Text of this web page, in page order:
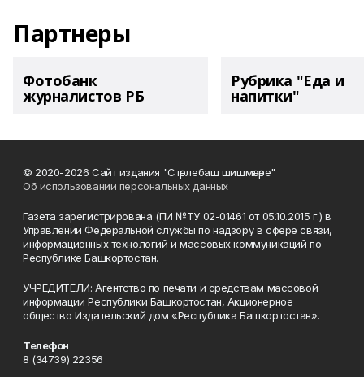
Партнеры
Фотобанк
журналистов РБ
Рубрика "Еда и
напитки"
© 2020-2026 Сайт издания "Стәрлебаш шишмәләре"
Об использовании персональных данных
Газета зарегистрирована (ПИ №ТУ 02-01461 от 05.10.2015 г.) в
Управлении Федеральной службы по надзору в сфере связи,
информационных технологий и массовых коммуникаций по
Республике Башкортостан.
УЧРЕДИТЕЛИ: Агентство по печати и средствам массовой
информации Республики Башкортостан, Акционерное
общество Издательский дом «Республика Башкортостан».
Телефон
8 (34739) 22356